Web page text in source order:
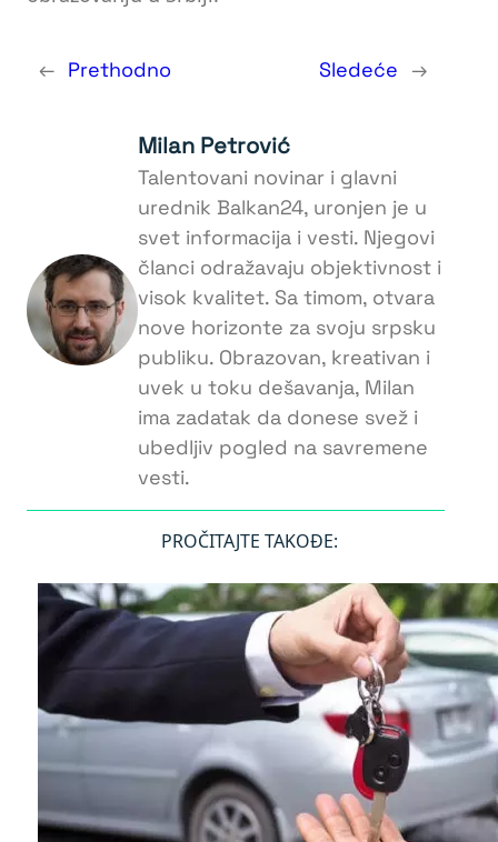
← Prethodno Sledeće →
Milan Petrović
Talentovani novinar i glavni
urednik Balkan24, uronjen je u
svet informacija i vesti. Njegovi
članci odražavaju objektivnost i
visok kvalitet. Sa timom, otvara
nove horizonte za svoju srpsku
publiku. Obrazovan, kreativan i
uvek u toku dešavanja, Milan
ima zadatak da donese svež i
ubedljiv pogled na savremene
vesti.
PROČITAJTE TAKOĐE: